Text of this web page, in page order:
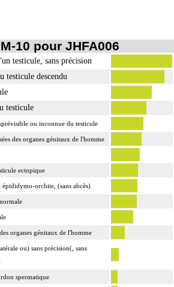
10 pour JHFA006
testicule, sans précision
testicule descendu
testicule
ou inconnue du testicule
des organes génitaux de l'homme
ectopique
orchite, (sans abcès)
organes génitaux de l'homme
ou) sans précision(, sans
spermatique